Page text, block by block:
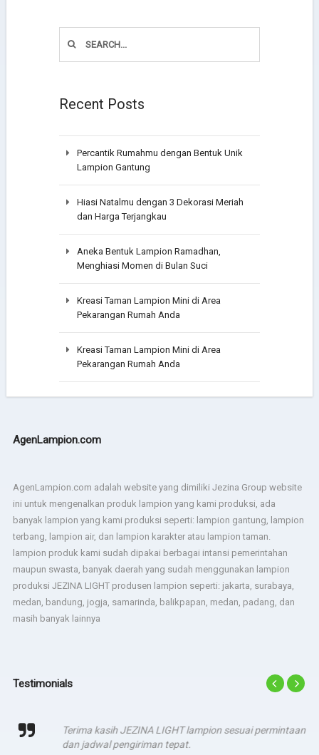
Recent Posts
Percantik Rumahmu dengan Bentuk Unik
Lampion Gantung
Hiasi Natalmu dengan 3 Dekorasi Meriah
dan Harga Terjangkau
Aneka Bentuk Lampion Ramadhan,
Menghiasi Momen di Bulan Suci
Kreasi Taman Lampion Mini di Area
Pekarangan Rumah Anda
Kreasi Taman Lampion Mini di Area
Pekarangan Rumah Anda
AgenLampion.com
AgenLampion.com adalah website yang dimiliki Jezina Group website
ini untuk mengenalkan produk lampion yang kami produksi, ada
banyak lampion yang kami produksi seperti: lampion gantung, lampion
terbang, lampion air, dan lampion karakter atau lampion taman.
lampion produk kami sudah dipakai berbagai intansi pemerintahan
maupun swasta, banyak daerah yang sudah menggunakan lampion
produksi JEZINA LIGHT produsen lampion seperti: jakarta, surabaya,
medan, bandung, jogja, samarinda, balikpapan, medan, padang, dan
masih banyak lainnya
Testimonials
Terima kasih JEZINA LIGHT lampion sesuai permintaan
dan jadwal pengiriman tepat.